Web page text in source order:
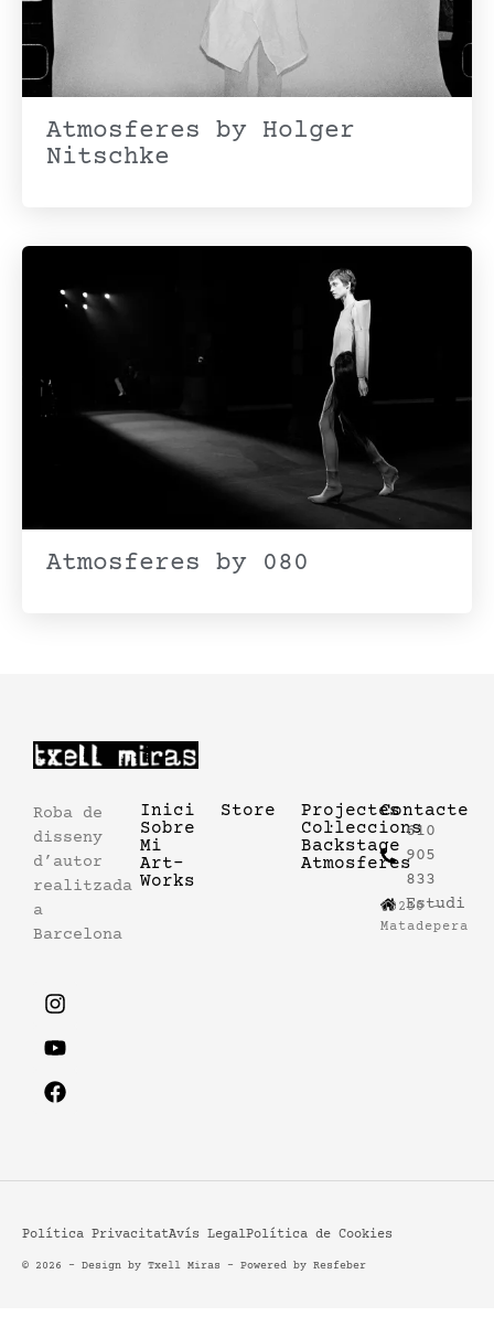
Atmosferes by Holger
Nitschke
Atmosferes by 080
Roba de
disseny
d’autor
realitzada
a
Barcelona
Inici
Sobre
Mi
Art-
Works
Store
Projectes
Col·leccions
Backstage
Atmosferes
Contacte
610
905
833
Estudi
08230 –
Matadepera
Política PrivacitatAvís LegalPolítica de Cookies
© 2026 - Design by Txell Miras - Powered by Resfeber